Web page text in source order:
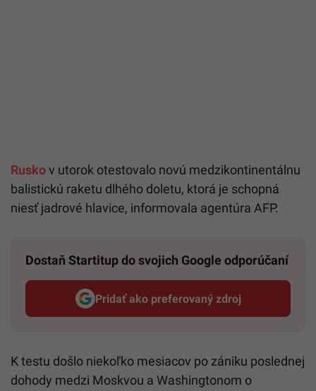
Ruskov utorok otestovalo novú medzikontinentálnu
balistickú raketu dlhého doletu, ktorá je schopná
niesť jadrové hlavice, informovala agentúra AFP.
Dostaň Startitup do svojich Google odporúčaní
Pridať ako preferovaný zdroj
Startitup, odkaz sa otvorí v
K testu došlo niekoľko mesiacov po zániku poslednej
dohody medzi Moskvou a Washingtonom o